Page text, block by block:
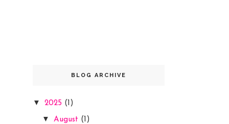
BLOG ARCHIVE
▼ 2025 (1)
▼ August (1)